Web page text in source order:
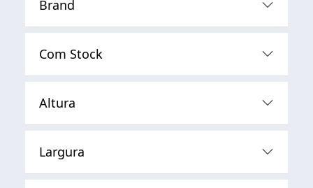
Brand
Com Stock
Altura
Largura